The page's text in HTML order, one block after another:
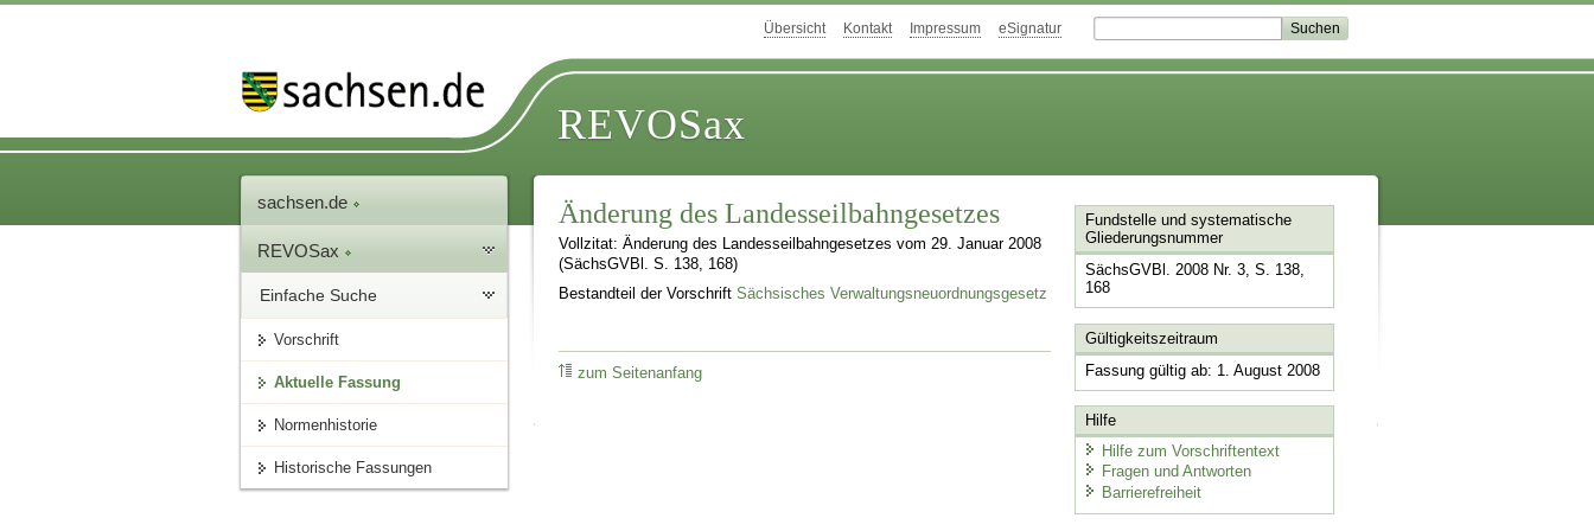
Übersicht Kontakt Impressum eSignatur
REVOSax
sachsen.de
REVOSax
Einfache Suche
Vorschrift
Aktuelle Fassung
Normenhistorie
Historische Fassungen
Änderung des Landesseilbahngesetzes
Vollzitat: Änderung des Landesseilbahngesetzes vom 29. Januar 2008
(SächsGVBl. S. 138, 168)
Bestandteil der VorschriftSächsisches Verwaltungsneuordnungsgesetz
zum Seitenanfang
Fundstelle und systematische
Gliederungsnummer
SächsGVBl. 2008 Nr. 3, S. 138,
168
Gültigkeitszeitraum
Fassung gültig ab: 1. August 2008
Hilfe
Hilfe zum Vorschriftentext
Fragen und Antworten
Barrierefreiheit